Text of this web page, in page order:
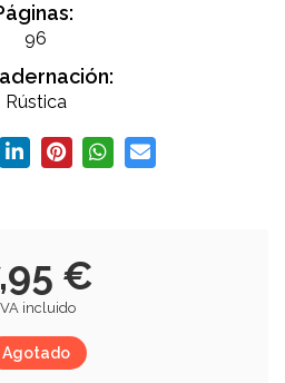
96
Rústica
€
incluido
Agotado